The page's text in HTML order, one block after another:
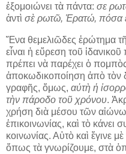
ἐξομοιώνει τὰ πάντα: σε
ἀντὶ σὲ ρωτῶ, Ἐρατώ, πόσα
Ἕνα θεμελιῶδες ἐρώτημα
εἶναι ἡ εὕρεση τοῦ
πρέπει νὰ παρέχει ὁ πομπὸς
ἀποκωδικοποίηση ἀπὸ τὸν
γραφῆς, ὅμως, αὐτὴ ἡ
τὴν πάροδο τοῦ χρόνου.
χρήση διὰ μέσου τῶν
ἐπικοινωνίας, καὶ τὸ κάνει
κοινωνίας. Αὐτὸ καὶ ἔγινε
ὅπως τὰ γνωρίζουμε, στὰ